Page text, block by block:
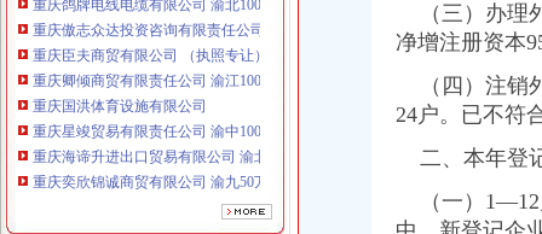
重庆傲志众达投资咨询有限责任公司 渝九1000万 （增资）
重庆臣夫商贸有限公司 （执照专让）
重庆卿倾商贸有限责任公司 渝江100万 （工商注册）
重庆国洪体育设施有限公司
重庆星竣贸易有限责任公司 渝中100万 （进出口权）
重庆海谛升进出口贸易有限公司 渝北100万 （进出口权）
重庆奕欣锦诚商贸有限公司 渝九50万 （工商注册）
重庆信同广告有限公司 渝沙50万 （工商注册）
重庆三虹房地产营销策划有限公司
（三）办理
净增注册资本
（四）注销
24户。已不符
二、本年登
（一）1—12